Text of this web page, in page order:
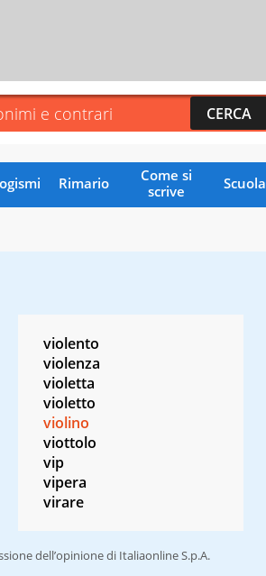
Rimario
Come si
scrive
Scuola
violento
violenza
violetta
violetto
violino
viottolo
vip
vipera
virare
dell’opinione di Italiaonline S.p.A.